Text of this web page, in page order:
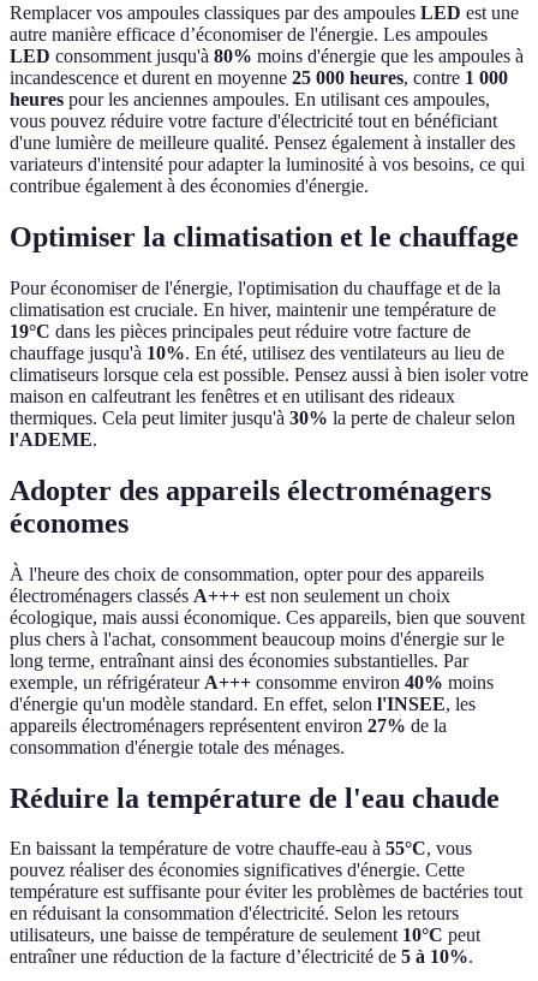
Remplacer vos ampoules classiques par des ampoules LED est une
autre manière efficace d’économiser de l'énergie. Les ampoules
LED consomment jusqu'à 80% moins d'énergie que les ampoules à
incandescence et durent en moyenne 25 000 heures, contre 1 000
heures pour les anciennes ampoules. En utilisant ces ampoules,
vous pouvez réduire votre facture d'électricité tout en bénéficiant
d'une lumière de meilleure qualité. Pensez également à installer des
variateurs d'intensité pour adapter la luminosité à vos besoins, ce qui
contribue également à des économies d'énergie.
Optimiser la climatisation et le chauffage
Pour économiser de l'énergie, l'optimisation du chauffage et de la
climatisation est cruciale. En hiver, maintenir une température de
19°C dans les pièces principales peut réduire votre facture de
chauffage jusqu'à 10%. En été, utilisez des ventilateurs au lieu de
climatiseurs lorsque cela est possible. Pensez aussi à bien isoler votre
maison en calfeutrant les fenêtres et en utilisant des rideaux
thermiques. Cela peut limiter jusqu'à 30% la perte de chaleur selon
l'ADEME.
Adopter des appareils électroménagers
économes
À l'heure des choix de consommation, opter pour des appareils
électroménagers classés A+++ est non seulement un choix
écologique, mais aussi économique. Ces appareils, bien que souvent
plus chers à l'achat, consomment beaucoup moins d'énergie sur le
long terme, entraînant ainsi des économies substantielles. Par
exemple, un réfrigérateur A+++ consomme environ 40% moins
d'énergie qu'un modèle standard. En effet, selon l'INSEE, les
appareils électroménagers représentent environ 27% de la
consommation d'énergie totale des ménages.
Réduire la température de l'eau chaude
En baissant la température de votre chauffe-eau à 55°C, vous
pouvez réaliser des économies significatives d'énergie. Cette
température est suffisante pour éviter les problèmes de bactéries tout
en réduisant la consommation d'électricité. Selon les retours
utilisateurs, une baisse de température de seulement 10°C peut
entraîner une réduction de la facture d’électricité de 5 à 10%.